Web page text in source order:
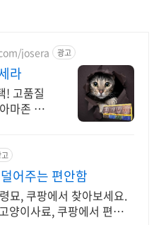
josera 광고
라
! 고품질
마존 베
어주는 편안함
묘, 쿠팡에서 찾아보세요.
양이사료, 쿠팡에서 편하